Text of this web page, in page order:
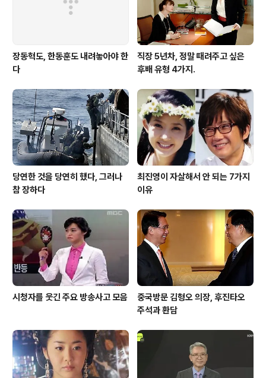
당히 궁금했었는데 다 세어..
장동혁도, 한동훈도 내려놓아야 한
다
직장 5년차, 정말 때려주고 싶은
후배 유형 4가지.
당연한 것을 당연히 했다, 그러나
참 장하다
최진영이 자살해서 안 되는 7가지
이유
시청자를 웃긴 주요 방송사고 모음
중국방문 김형오 의장, 후진타오
주석과 환담